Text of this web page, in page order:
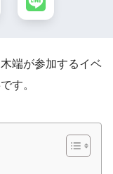
端が参加するイベ
す。